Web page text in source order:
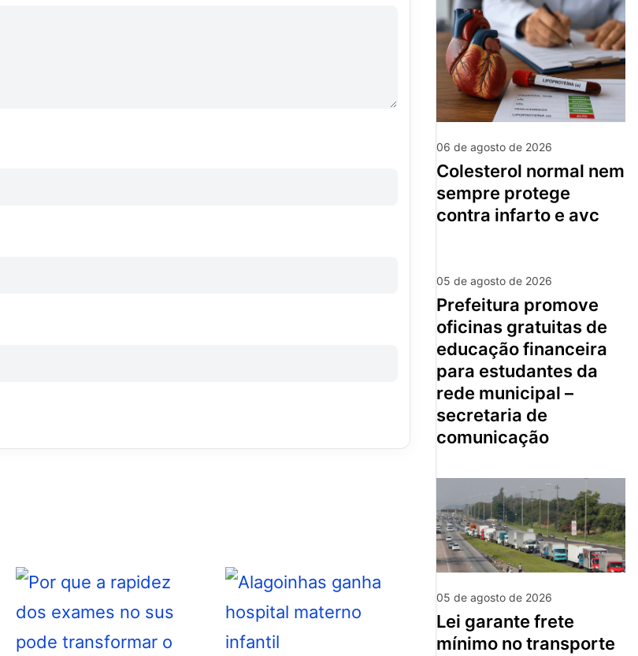
06 de agosto de 2026
colesterol normal nem
sempre protege
contra infarto e avc
05 de agosto de 2026
prefeitura promove
oficinas gratuitas de
educação financeira
para estudantes da
rede municipal –
secretaria de
comunicação
05 de agosto de 2026
lei garante frete
mínimo no transporte